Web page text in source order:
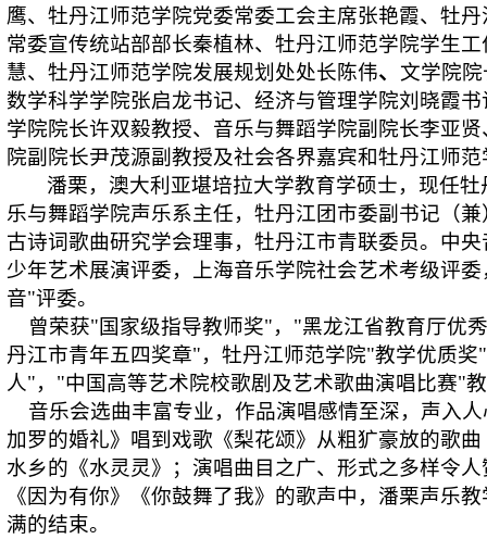
鹰、牡丹江师范学院党委常委工会主席张艳霞、牡
常委宣传统站部部长秦植林、牡丹江师范学院学生
慧、牡丹江师范学院发展规划处处长陈伟、 文学院
数学科学学院张启龙书记、经济与管理学院刘晓霞
学院院长许双毅教授、音乐与舞蹈学院副院长李亚
院副院长尹茂源副教授及社会各界嘉宾和牡丹江师
潘栗，澳大利亚堪培拉大学教育学硕士，现任
乐与舞蹈学院声乐系主任，牡丹江团市委副书记（
古诗词歌曲研究学会理事，牡丹江市青联委员。中
少年艺术展演评委，上海音乐学院社会艺术考级评
音"评委。
曾荣获"国家级指导教师奖"， "黑龙江省教育厅优
丹江市青年五四奖章"，牡丹江师范学院"教学优质奖
人"， "中国高等艺术院校歌剧及艺术歌曲演唱比赛"
音乐会选曲丰富专业，作品演唱感情至深，声入
加罗的婚礼》唱到戏歌《梨花颂》从粗犷豪放的歌
水乡的《水灵灵》；演唱曲目之广、形式之多样令
《因为有你》《你鼓舞了我》的歌声中，潘栗声乐
满的结束。